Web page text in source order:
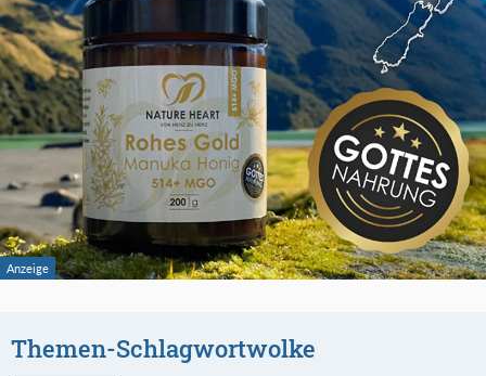
Themen-Schlagwortwolke